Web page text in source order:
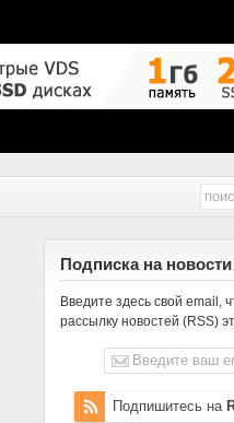
Подписка на новости
Введите здесь свой email,
рассылку новостей (RSS)
Подпишитесь на